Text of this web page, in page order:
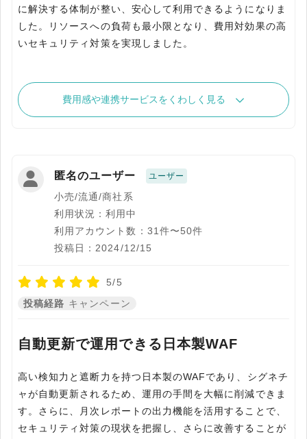
に解決する体制が整い、安心して利用できるようになりま
した。リソースへの負荷も最小限となり、費用対効果の高
いセキュリティ対策を実現しました。
費用感や連携サービスをくわしく見る
匿名のユーザー ユーザー
小売/流通/商社系
利用状況：利用中
利用アカウント数：31件〜50件
投稿日：2024/12/15
5/5
投稿経路 キャンペーン
自動更新で運用できる日本製WAF
高い検知力と遮断力を持つ日本製のWAFであり、シグネチ
ャが自動更新されるため、運用の手間を大幅に削減できま
す。さらに、月次レポートの出力機能を活用することで、
セキュリティ対策の現状を把握し、さらに改善することが